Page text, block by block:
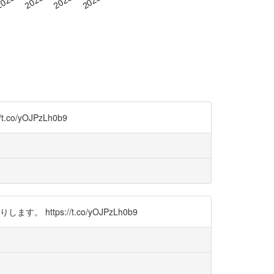
yOJPzLh0b9
します。 https://t.co/yOJPzLh0b9